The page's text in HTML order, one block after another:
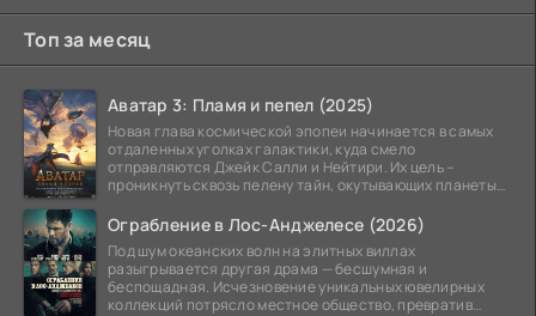
Топ за месяц
Аватар 3: Пламя и пепел (2025)
Новая глава космической эпопеи начинается в самых
отдаленных уголках галактики, куда смело
отправляются Джейк Салли и Нейтири. Их цель –
проникнуть сквозь пелену тайн, окутывающих планеты
Ограбление в Лос-Анджелесе (2026)
Под шум океанских волн на элитных виллах
разыгрывается другая драма — бесшумная и
беспощадная. Исчезновение уникальных ювелирных
коллекций потрясло местное общество, превратив